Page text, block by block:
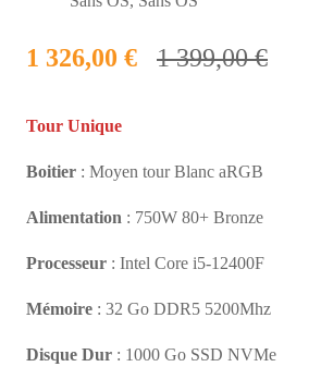
1 326,00 € 1 399,00 €
Tour Unique
Boitier : Moyen tour Blanc aRGB
Alimentation : 750W 80+ Bronze
Processeur : Intel Core i5-12400F
Mémoire : 32 Go DDR5 5200Mhz
Disque Dur : 1000 Go SSD NVMe